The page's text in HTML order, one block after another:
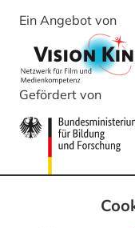
Ein Angebot von
Gefördert von